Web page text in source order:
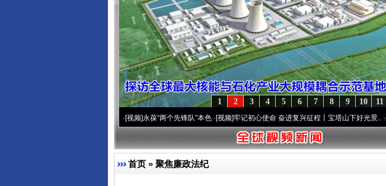
11
10
9
8
7
6
5
4
3
2
1
永葆“两个先锋队”本色·[视频]牢记初心使命 奋进复兴征程丨宝塔山下好光景..·[视频]因党
首页 » 聚焦廉政法纪